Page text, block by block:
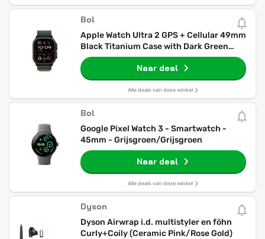
Bol
Apple Watch Ultra 2 GPS + Cellular 49mm
Black Titanium Case with Dark Green
Alpine Loop - Medium
Naar deal
Alle deals van deze winkel
Bol
Google Pixel Watch 3 - Smartwatch -
45mm - Grijsgroen/Grijsgroen
Naar deal
Alle deals van deze winkel
Dyson
Dyson Airwrap i.d. multistyler en föhn
Curly+Coily (Ceramic Pink/Rose Gold)